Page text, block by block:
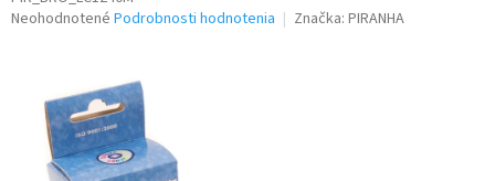
Priemerné
hviezdičiek.
Neohodnotené Podrobnosti hodnotenia Značka: PIRANHA